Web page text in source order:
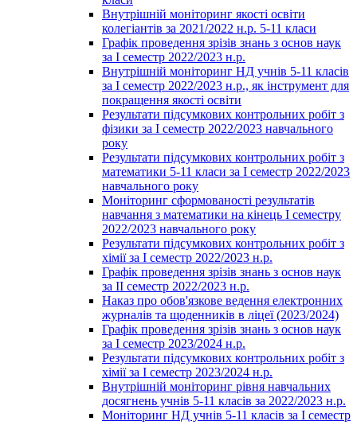
Внутрішній моніторинг якості освіти
колегіантів за 2021/2022 н.р. 5-11 класи
Графік проведення зрізів знань з основ наук
за І семестр 2022/2023 н.р.
Внутрішній моніторинг НД учнів 5-11 класів
за І семестр 2022/2023 н.р., як інструмент для
покращення якості освіти
Результати підсумкових контрольних робіт з
фізики за І семестр 2022/2023 навчального
року
Результати підсумкових контрольних робіт з
математики 5-11 класи за І семестр 2022/2023
навчального року
Моніторинг сформованості результатів
навчання з математики на кінець І семестру
2022/2023 навчального року
Результати підсумкових контрольних робіт з
хімії за І семестр 2022/2023 н.р.
Графік проведення зрізів знань з основ наук
за ІІ семестр 2022/2023 н.р.
Наказ про обов'язкове ведення електронних
журналів та щоденників в ліцеї (2023/2024)
Графік проведення зрізів знань з основ наук
за І семестр 2023/2024 н.р.
Результати підсумкових контрольних робіт з
хімії за І семестр 2023/2024 н.р.
Внутрішній моніторинг рівня навчальних
досягнень учнів 5-11 класів за 2022/2023 н.р.
Моніторинг НД учнів 5-11 класів за І семестр